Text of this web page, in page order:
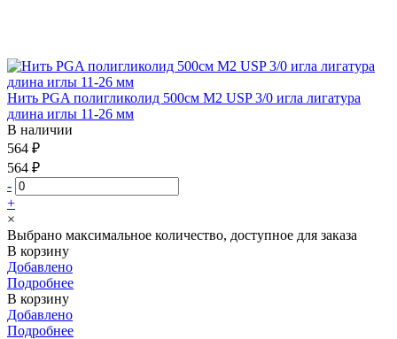
Нить PGA полигликолид 500см М2 USP 3/0 игла лигатура
длина иглы 11-26 мм
В наличии
564 ₽
564 ₽
-
+
×
Выбрано максимальное количество, доступное для заказа
В корзину
Добавлено
Подробнее
В корзину
Добавлено
Подробнее